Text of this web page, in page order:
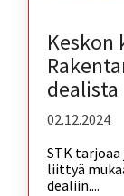
Keskon
dealista
02.12.2024
STK
liittyä
dealiin....